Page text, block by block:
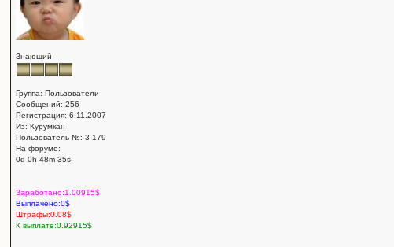
Знающий
Группа: Пользователи
Сообщений: 256
Регистрация: 6.11.2007
Из: Курумкан
Пользователь №: 3 179
На форуме:
0d 0h 48m 35s
Заработано:1.00915$
Выплачено:0$
Штрафы:0.08$
К выплате:0.92915$